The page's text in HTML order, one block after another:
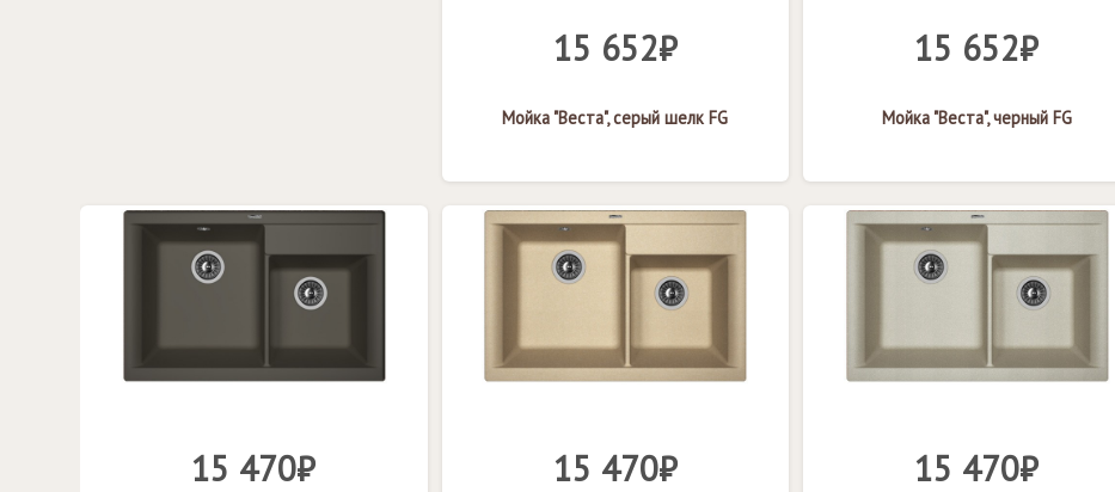
15 652₽
Мойка "Веста", серый шелк FG
15 652₽
Мойка "Веста", черный FG
15 470₽ 15 470₽ 15 470₽